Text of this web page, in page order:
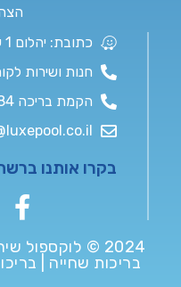
כתובת: יהלום 1 עד הלום
חנות ושירות לקוחות 074-
הקמת בריכה 074-7009884
בקרו אותנו
2024 © לוקספול
בריכות שחייה |